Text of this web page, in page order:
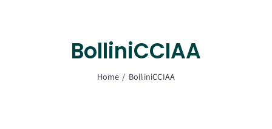
BolliniCCIAA
Home BolliniCCIAA